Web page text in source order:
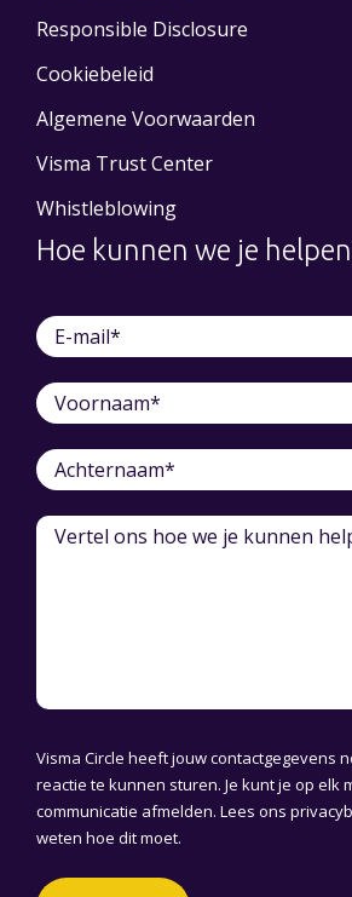
Responsible Disclosure
Cookiebeleid
Algemene Voorwaarden
Visma Trust Center
Whistleblowing
Hoe kunnen we je
Visma Circle heeft jouw contactgegevens
reactie te kunnen sturen. Je kunt je op elk
communicatie afmelden. Lees ons
weten hoe dit moet.